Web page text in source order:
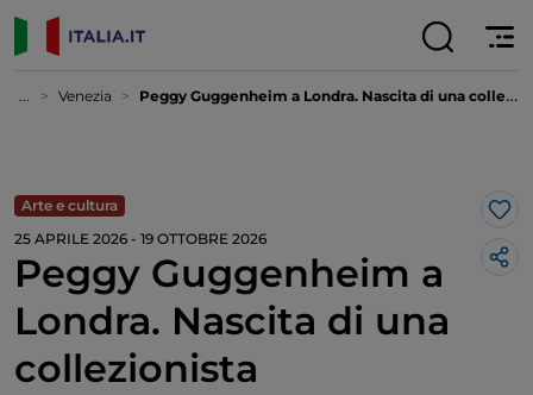
... Venezia Peggy Guggenheim a Londra. Nascita di una collezionista
Arte e cultura
25 APRILE 2026 - 19 OTTOBRE 2026
Peggy Guggenheim a
Londra. Nascita di una
collezionista